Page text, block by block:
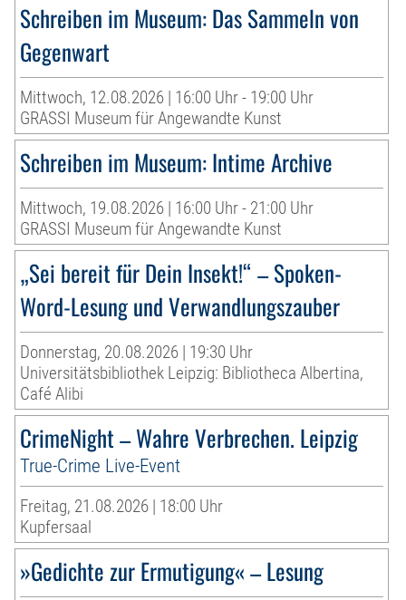
Schreiben im Museum: Das Sammeln von
Gegenwart
Mittwoch, 12.08.2026 | 16:00 Uhr - 19:00 Uhr
GRASSI Museum für Angewandte Kunst
Schreiben im Museum: Intime Archive
Mittwoch, 19.08.2026 | 16:00 Uhr - 21:00 Uhr
GRASSI Museum für Angewandte Kunst
„Sei bereit für Dein Insekt!“ – Spoken-
Word-Lesung und Verwandlungszauber
Donnerstag, 20.08.2026 | 19:30 Uhr
Universitätsbibliothek Leipzig: Bibliotheca Albertina,
Café Alibi
CrimeNight – Wahre Verbrechen. Leipzig
True-Crime Live-Event
Freitag, 21.08.2026 | 18:00 Uhr
Kupfersaal
»Gedichte zur Ermutigung« – Lesung